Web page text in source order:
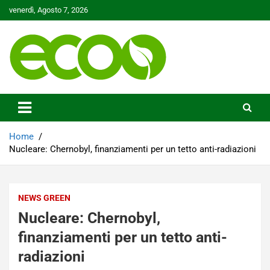
to
venerdì, Agosto 7, 2026
Ecoo.it
Home
Nucleare: Chernobyl, finanziamenti per un tetto anti-radiazioni
NEWS GREEN
Nucleare: Chernobyl,
finanziamenti per un tetto anti-
radiazioni